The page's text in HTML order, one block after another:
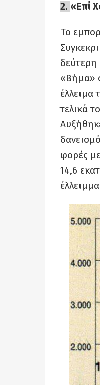
2. «Επί
Το
δεύτερη
«Βήμα»
έλλειμα
τελικά
φορές
14,6